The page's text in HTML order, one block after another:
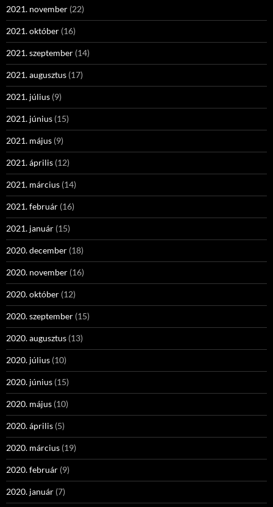
2021. november (22)
2021. október (16)
2021. szeptember (14)
2021. augusztus (17)
2021. július (9)
2021. június (15)
2021. május (9)
2021. április (12)
2021. március (14)
2021. február (16)
2021. január (15)
2020. december (18)
2020. november (16)
2020. október (12)
2020. szeptember (15)
2020. augusztus (13)
2020. július (10)
2020. június (15)
2020. május (10)
2020. április (5)
2020. március (19)
2020. február (9)
2020. január (7)